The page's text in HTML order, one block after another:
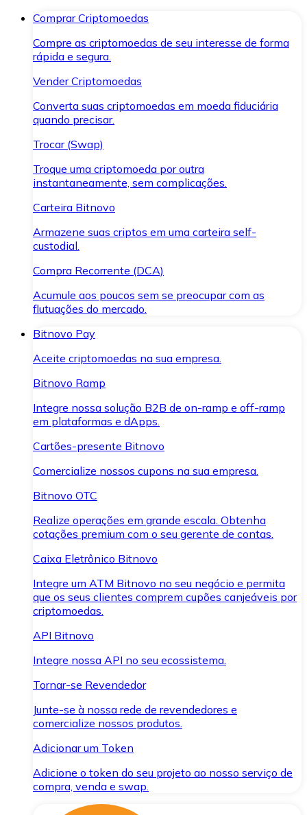
Comprar Criptomoedas
Compre as criptomoedas de seu interesse de forma
rápida e segura.
Vender Criptomoedas
Converta suas criptomoedas em moeda fiduciária
quando precisar.
Trocar (Swap)
Troque uma criptomoeda por outra
instantaneamente, sem complicações.
Carteira Bitnovo
Armazene suas criptos em uma carteira self-
custodial.
Compra Recorrente (DCA)
Acumule aos poucos sem se preocupar com as
flutuações do mercado.
Bitnovo Pay
Aceite criptomoedas na sua empresa.
Bitnovo Ramp
Integre nossa solução B2B de on-ramp e off-ramp
em plataformas e dApps.
Cartões-presente Bitnovo
Comercialize nossos cupons na sua empresa.
Bitnovo OTC
Realize operações em grande escala. Obtenha
cotações premium com o seu gerente de contas.
Caixa Eletrônico Bitnovo
Integre um ATM Bitnovo no seu negócio e permita
que os seus clientes comprem cupões canjeáveis por
criptomoedas.
API Bitnovo
Integre nossa API no seu ecossistema.
Tornar-se Revendedor
Junte-se à nossa rede de revendedores e
comercialize nossos produtos.
Adicionar um Token
Adicione o token do seu projeto ao nosso serviço de
compra, venda e swap.